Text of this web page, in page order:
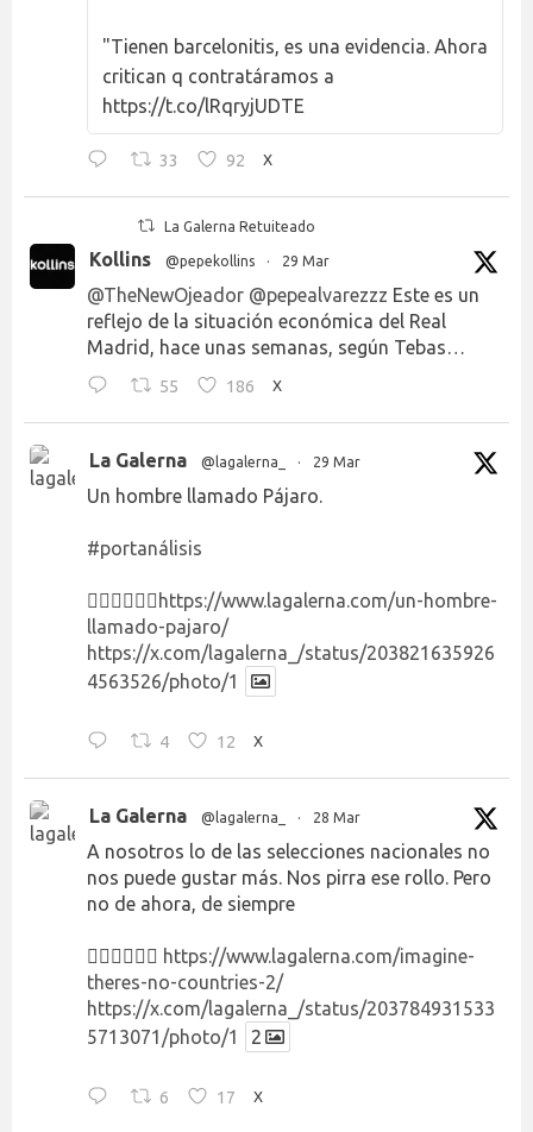
"Tienen barcelonitis, es una evidencia. Ahora
critican q contratáramos a
https://t.co/lRqryjUDTE
33 92 X
La Galerna Retuiteado
Kollins @pepekollins · 29 Mar
@TheNewOjeador @pepealvarezzz Este es un
reflejo de la situación económica del Real
Madrid, hace unas semanas, según Tebas…
55 186 X
La Galerna @lagalerna_ · 29 Mar
Un hombre llamado Pájaro.
#portanálisis
👉🏻👉🏻👉🏻 https://www.lagalerna.com/un-hombre-
llamado-pajaro/
https://x.com/lagalerna_/status/203821635926
4563526/photo/1
4 12 X
La Galerna @lagalerna_ · 28 Mar
A nosotros lo de las selecciones nacionales no
nos puede gustar más. Nos pirra ese rollo. Pero
no de ahora, de siempre
👉🏻👉🏻👉🏻 https://www.lagalerna.com/imagine-
theres-no-countries-2/
https://x.com/lagalerna_/status/203784931533
5713071/photo/1
2
6 17 X